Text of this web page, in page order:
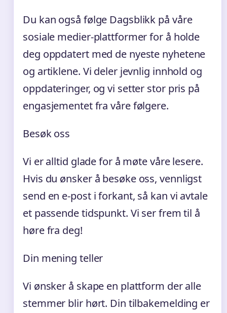
Du kan også følge Dagsblikk på våre
sosiale medier-plattformer for å holde
deg oppdatert med de nyeste nyhetene
og artiklene. Vi deler jevnlig innhold og
oppdateringer, og vi setter stor pris på
engasjementet fra våre følgere.
Besøk oss
Vi er alltid glade for å møte våre lesere.
Hvis du ønsker å besøke oss, vennligst
send en e-post i forkant, så kan vi avtale
et passende tidspunkt. Vi ser frem til å
høre fra deg!
Din mening teller
Vi ønsker å skape en plattform der alle
stemmer blir hørt. Din tilbakemelding er